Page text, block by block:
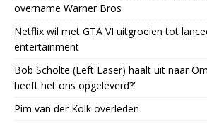
overname Warner Bros
Netflix wil met GTA VI uitgroeien tot
entertainment
Bob Scholte (Left Laser) haalt uit naar
heeft het ons opgeleverd?’
Pim van der Kolk overleden